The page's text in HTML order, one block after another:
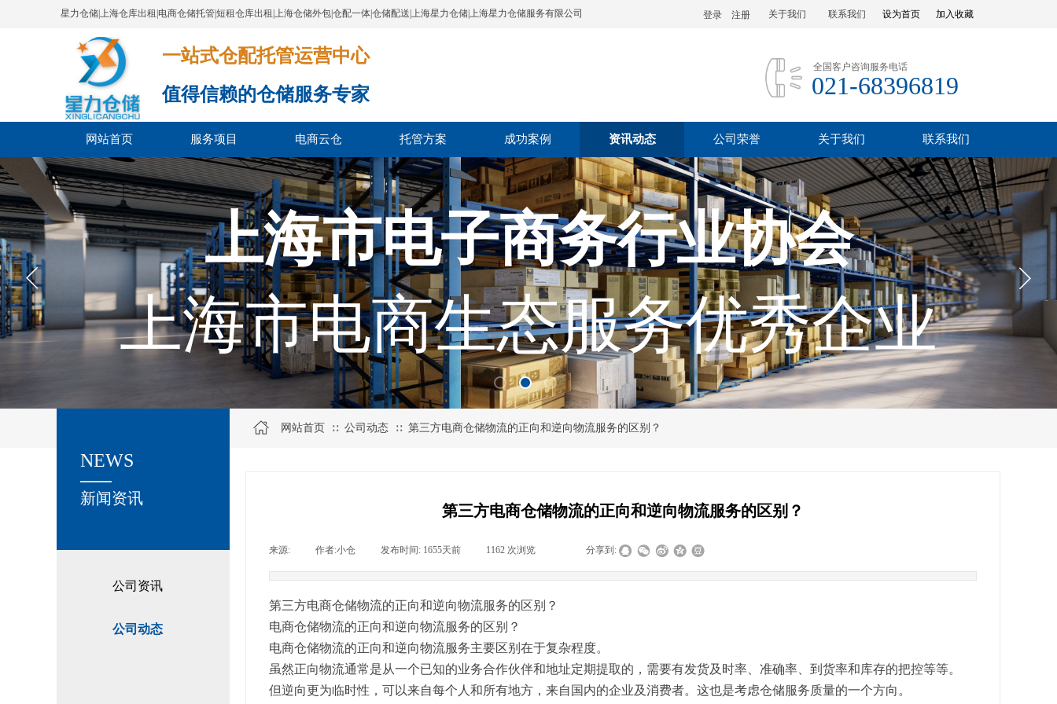
星力仓储|上海仓库出租|电商仓储托管|短租仓库出租|上海仓储外包|仓配一体|仓储配送|上海星力仓储|上海星力仓储服务有限公司 设为首页 加入收藏
登录 注册 联系我们
关于我们
一站式仓配托管运营中心​​​​​​​​​​​​​​​​​
值得信赖的仓储服务专家
全国客户咨询服务电话
021-68396819
网站首页 服务项目 电商云仓 托管方案 成功案例 资讯动态 公司荣誉 关于我们 联系我们
上海市电子商务行业协会
上海市电商生态服务优秀企业
公司资讯
公司动态
关于我们
新闻资讯
NEWS
网站首页 ∷ 公司动态 ∷ 第三方电商仓储物流的正向和逆向物流服务的区别？
第三方电商仓储物流的正向和逆向物流服务的区别？
来源: 作者:小仓 发布时间: 1655天前 1162 次浏览 分享到:
第三方电商仓储物流的正向和逆向物流服务的区别？
电商仓储物流的正向和逆向物流服务的区别？
电商仓储物流的正向和逆向物流服务主要区别在于复杂程度。
虽然正向物流通常是从一个已知的业务合作伙伴和地址定期提取的，需要有发货及时率、准确率、到货率和库存的把控等等。
但逆向更为临时性，可以来自每个人和所有地方，来自国内的企业及消费者。这也是考虑仓储服务质量的一个方向。